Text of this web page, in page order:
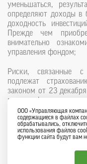
уменьшаться,
определяют доходы в
доходность
Прежде чем
внимательно
управления фондом;
Риски, связанные
подлежат
законом от 23
вкладов физических
Важная информация
ООО «Управляющая
содержащиеся в файлах
обрабатывались,
использования файлов
функции cайта будут вам